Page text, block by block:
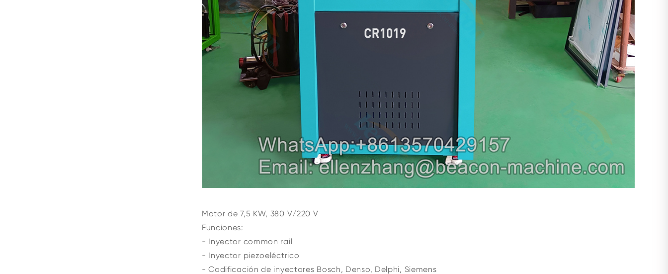
Motor de 7,5 KW, 380 V/220 V
Funciones:
- Inyector common rail
- Inyector piezoeléctrico
- Codificación de inyectores Bosch, Denso, Delphi, Siemens